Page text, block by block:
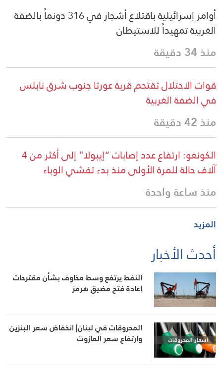
أوامر إسرائيلية باقتلاع أشجار في 316 دونماً بالضفة
الغربية تمهيداً للاستيطان
منذ 34 دقيقة
قوات الاحتلال تقتحم قرية عورتا جنوب شرق نابلس
في الضفة الغربية
منذ 42 دقيقة
الكونغو: ارتفاع عدد إصابات “إيبولا” إلى أكثر من 4
آلاف حالة للمرة الأولى منذ بدء تفشي الوباء
منذ ساعة واحدة
المزيد
أحدث الأخبار
النفط يرتفع وسط مخاوف بشأن مقترحات
إعادة فتح مضيق هرمز
المحروقات في لبنان| انخفاض سعر البنزين
وارتفاع سعر المازوت